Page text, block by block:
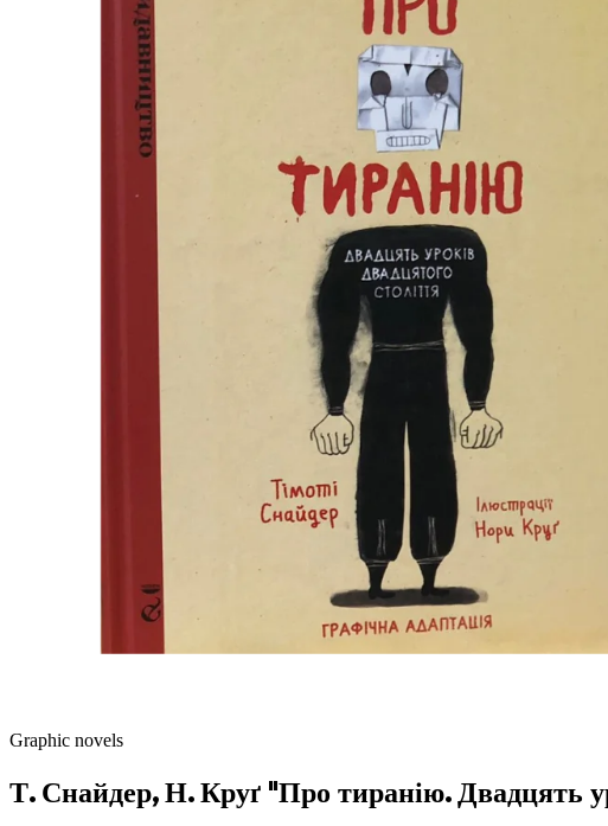
Graphic novels
Т. Снайдер, Н. Круґ "Про тиранію. Двадцять